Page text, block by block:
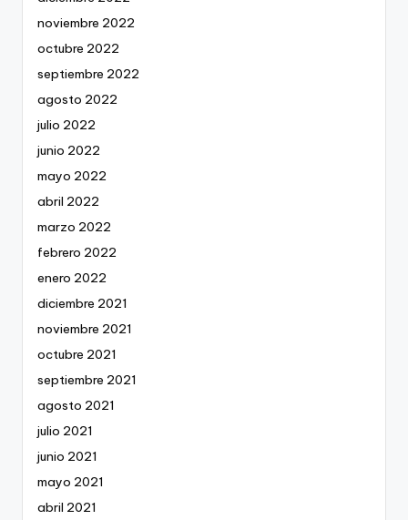
noviembre 2022
octubre 2022
septiembre 2022
agosto 2022
julio 2022
junio 2022
mayo 2022
abril 2022
marzo 2022
febrero 2022
enero 2022
diciembre 2021
noviembre 2021
octubre 2021
septiembre 2021
agosto 2021
julio 2021
junio 2021
mayo 2021
abril 2021